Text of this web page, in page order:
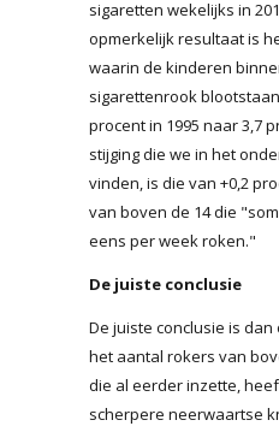
sigaretten wekelijks in
opmerkelijk resultaat is
waarin de kinderen
sigarettenrook
procent in 1995 naar 3,7
stijging die we in het
vinden, is die van +0,2
van boven de 14 die
eens per week roken."
De juiste conclusie
De juiste conclusie is
het aantal rokers van
die al eerder inzette,
scherpere neerwaartse